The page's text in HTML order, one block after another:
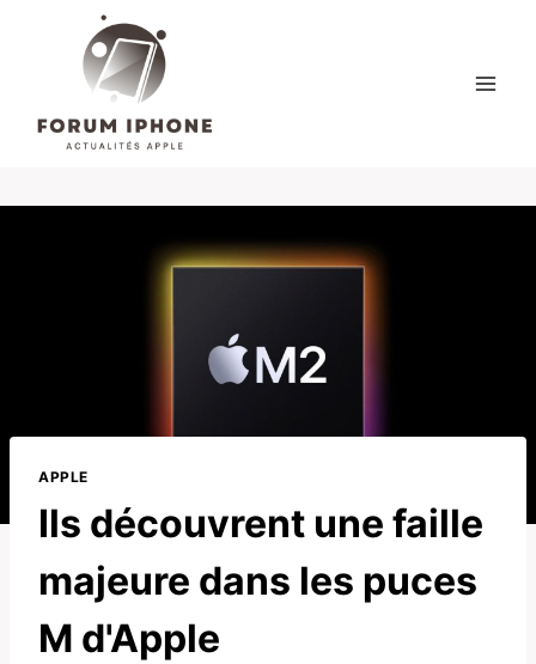
APPLE
Ils découvrent une faille
majeure dans les puces
M d'Apple